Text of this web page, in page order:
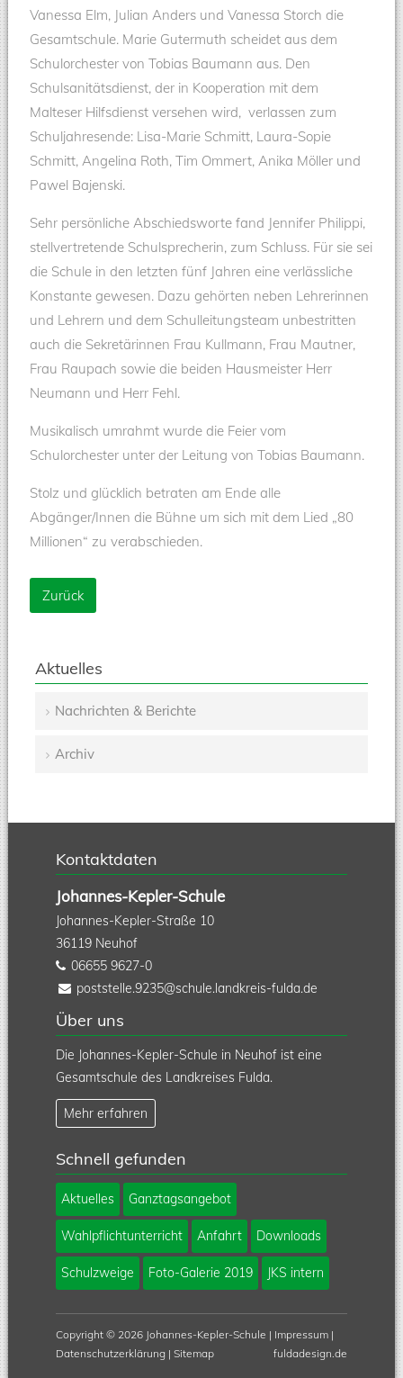
Vanessa Elm, Julian Anders und Vanessa Storch die
Gesamtschule. Marie Gutermuth scheidet aus dem
Schulorchester von Tobias Baumann aus. Den
Schulsanitätsdienst, der in Kooperation mit dem
Malteser Hilfsdienst versehen wird, verlassen zum
Schuljahresende: Lisa-Marie Schmitt, Laura-Sopie
Schmitt, Angelina Roth, Tim Ommert, Anika Möller und
Pawel Bajenski.
Sehr persönliche Abschiedsworte fand Jennifer Philippi,
stellvertretende Schulsprecherin, zum Schluss. Für sie sei
die Schule in den letzten fünf Jahren eine verlässliche
Konstante gewesen. Dazu gehörten neben Lehrerinnen
und Lehrern und dem Schulleitungsteam unbestritten
auch die Sekretärinnen Frau Kullmann, Frau Mautner,
Frau Raupach sowie die beiden Hausmeister Herr
Neumann und Herr Fehl.
Musikalisch umrahmt wurde die Feier vom
Schulorchester unter der Leitung von Tobias Baumann.
Stolz und glücklich betraten am Ende alle
Abgänger/Innen die Bühne um sich mit dem Lied „80
Millionen“ zu verabschieden.
Zurück
Aktuelles
überspringen
Nachrichten & Berichte
Archiv
Kontaktdaten
Johannes-Kepler-Schule
Johannes-Kepler-Straße 10
36119 Neuhof
06655 9627-0
poststelle.9235@schule.landkreis-fulda.de
Über uns
Die Johannes-Kepler-Schule in Neuhof ist eine
Gesamtschule des Landkreises Fulda.
Mehr erfahren
Schnell gefunden
Navigation
überspringen
Aktuelles Ganztagsangebot
Wahlpflichtunterricht Anfahrt Downloads
Schulzweige Foto-Galerie 2019 JKS intern
Copyright © 2026 Johannes-Kepler-Schule | Impressum |
Datenschutzerklärung |Sitemap fuldadesign.de